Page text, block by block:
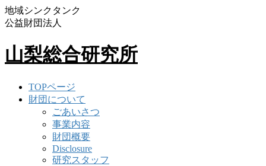
地域シンクタンク
公益財団法人
山梨総合研究所
TOPページ
財団について
ごあいさつ
事業内容
財団概要
Disclosure
研究スタッフ